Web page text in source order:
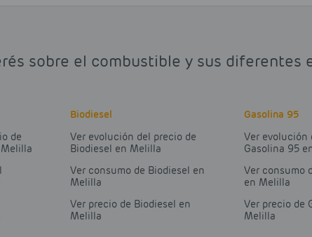
sobre el combustible y sus diferentes
de
Biodiesel
Ver evolución del precio de
Biodiesel en Melilla
Ver consumo de Biodiesel en
Melilla
Ver precio de Biodiesel en
Melilla
Gasolina 95
Ver evolución
Gasolina 95
Ver consumo
en Melilla
Ver precio de
Melilla